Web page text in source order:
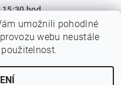
hod.
309/15a,
umožnili pohodlné
webu neustále